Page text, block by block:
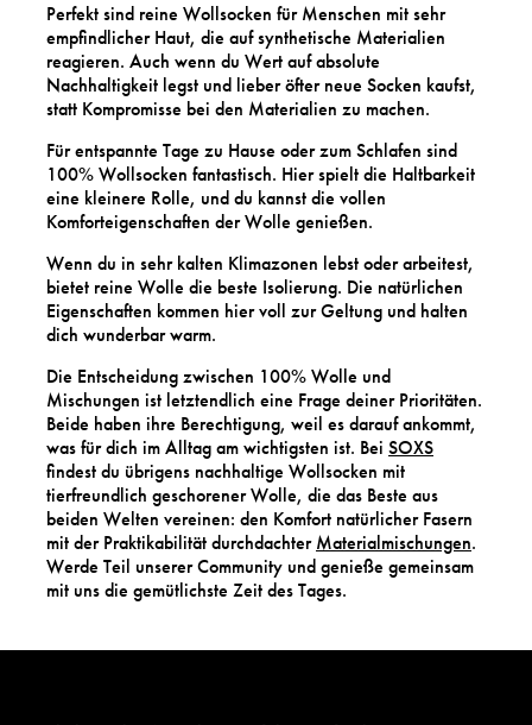
Perfekt sind reine Wollsocken für Menschen mit sehr
empfindlicher Haut, die auf synthetische Materialien
reagieren. Auch wenn du Wert auf absolute
Nachhaltigkeit legst und lieber öfter neue Socken kaufst,
statt Kompromisse bei den Materialien zu machen.
Für entspannte Tage zu Hause oder zum Schlafen sind
100% Wollsocken fantastisch. Hier spielt die Haltbarkeit
eine kleinere Rolle, und du kannst die vollen
Komforteigenschaften der Wolle genießen.
Wenn du in sehr kalten Klimazonen lebst oder arbeitest,
bietet reine Wolle die beste Isolierung. Die natürlichen
Eigenschaften kommen hier voll zur Geltung und halten
dich wunderbar warm.
Die Entscheidung zwischen 100% Wolle und
Mischungen ist letztendlich eine Frage deiner Prioritäten.
Beide haben ihre Berechtigung, weil es darauf ankommt,
was für dich im Alltag am wichtigsten ist. Bei SOXS
findest du übrigens nachhaltige Wollsocken mit
tierfreundlich geschorener Wolle, die das Beste aus
beiden Welten vereinen: den Komfort natürlicher Fasern
mit der Praktikabilität durchdachterMaterialmischungen.
Werde Teil unserer Community und genieße gemeinsam
mit uns die gemütlichste Zeit des Tages.